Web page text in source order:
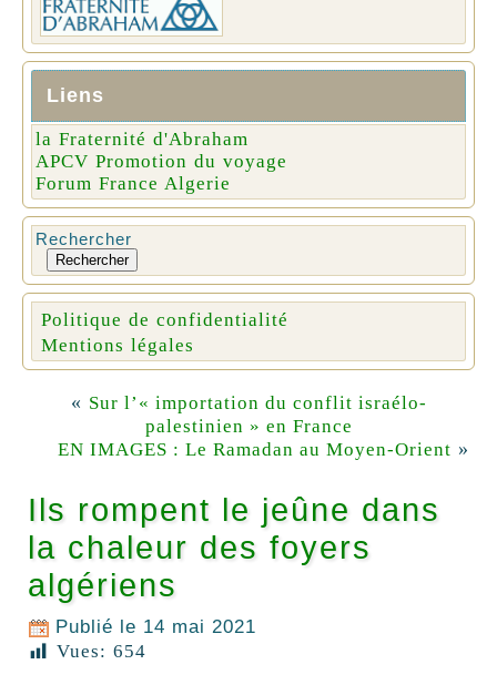
Liens
la Fraternité d'Abraham
APCV Promotion du voyage
Forum France Algerie
Rechercher
Rechercher
Politique de confidentialité
Mentions légales
« Sur l’« importation du conflit israélo-
palestinien » en France
EN IMAGES : Le Ramadan au Moyen-Orient »
Ils rompent le jeûne dans
la chaleur des foyers
algériens
Publié le 14 mai 2021
Vues: 654